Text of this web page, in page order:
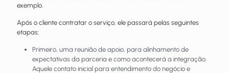
exemplo.
Após o cliente contratar o serviço, ele passará pelas seguintes
etapas:
Primeiro, uma reunião de apoio, para alinhamento de
expectativas da parceria e como acontecerá a integração.
Aquele contato inicial para entendimento do negócio e